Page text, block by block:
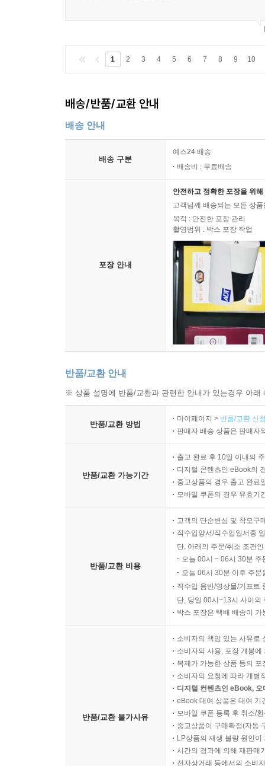
1 2 3 4 5 6 7 8 9 10
배송/반품/교환 안내
배송 안내
배송 구분
예스24 배송
배송비 : 무료배송
포장 안내
안전하고 정확한 포장을 위
고객님께 배송되는 모든 상
목적 : 안전한 포장 관리
촬영범위 : 박스 포장 작업
반품/교환 안내
※ 상품 설명에 반품/교환과 관련한 안내가 있는경우 아
반품/교환 방법
마이페이지 > 반품/교환 신
판매자 배송 상품은 판매자
반품/교환 가능기간
출고 완료 후 10일 이내의
디지털 콘텐츠인 eBook의
중고상품의 경우 출고 완료
모바일 쿠폰의 경우 유효기
반품/교환 비용
고객의 단순변심 및 착오구
직수입양서/직수입일서중
단, 아래의 주문/취소 조건
오늘 00시 ~ 06시 30분
오늘 06시 30분 이후 주
직수입 음반/영상물/기프트
단, 당일 00시~13시 사이의
박스 포장은 택배 배송이
반품/교환 불가사유
소비자의 책임 있는 사유로
소비자의 사용, 포장 개봉
복제가 가능한 상품 등의
소비자의 요청에 따라 개별
디지털 컨텐츠인 eBook,
eBook 대여 상품은 대여 기
모바일 쿠폰 등록 후 취소/
중고상품이 구매확정(자동
LP상품의 재생 불량 원인
시간의 경과에 의해 재판매
전자상거래 등에서의 소비